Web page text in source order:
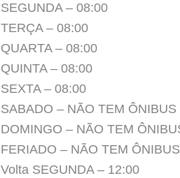
SEGUNDA – 08:00
TERÇA – 08:00
QUARTA – 08:00
QUINTA – 08:00
SEXTA – 08:00
SABADO – NÃO TEM ÔNIBUS
DOMINGO – NÃO TEM
FERIADO – NÃO TEM ÔNIBUS
Volta SEGUNDA – 12:00